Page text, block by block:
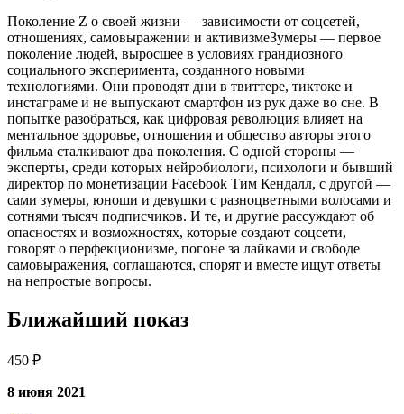
Поколение Z о своей жизни — зависимости от соцсетей,
отношениях, самовыражении и активизмеЗумеры — первое
поколение людей, выросшее в условиях грандиозного
социального эксперимента, созданного новыми
технологиями. Они проводят дни в твиттере, тиктоке и
инстаграме и не выпускают смартфон из рук даже во сне. В
попытке разобраться, как цифровая революция влияет на
ментальное здоровье, отношения и общество авторы этого
фильма сталкивают два поколения. С одной стороны —
эксперты, среди которых нейробиологи, психологи и бывший
директор по монетизации Facebook Тим Кендалл, с другой —
сами зумеры, юноши и девушки с разноцветными волосами и
сотнями тысяч подписчиков. И те, и другие рассуждают об
опасностях и возможностях, которые создают соцсети,
говорят о перфекционизме, погоне за лайками и свободе
самовыражения, соглашаются, спорят и вместе ищут ответы
на непростые вопросы.
Ближайший показ
450 ₽
8 июня 2021